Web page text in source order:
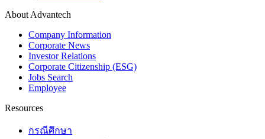
About Advantech
Company Information
Corporate News
Investor Relations
Corporate Citizenship (ESG)
Jobs Search
Employee
Resources
กรณีศึกษา